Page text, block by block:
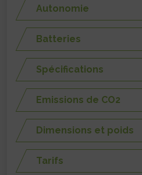
Autonomie
Batteries
Spécifications
Emissions de CO2
Dimensions et poids
Tarifs